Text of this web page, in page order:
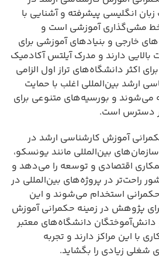
انگلیسی پیشرفته و آشنایی با
مشی‌گذاری آموزشی است و
خارجی و بنیادهای آموزشی برای
بالایی دارند و مدرک آیلتس آکادمیک
اکثر دانشگاه‌های تراز اول الزامی
ارشد بین‌المللی اغلب با حمایت
می‌شوند و بورسیه‌های متنوعی برای
دسترس است.
آموزش کارشناسی ارشد در
بین‌المللی مانند یونسکو،
اقتصادی و توسعه را می‌دهد و
راحت‌تر در پروژه‌های بین‌المللی در
استخدام می‌شوند و این
پژوهش در زمینه حکمرانی آموزش
دانش‌آموختگان دانشگاه‌های معتبر
با این مراکز دارند و تجربه
شغلی زیادی را بگشاید.